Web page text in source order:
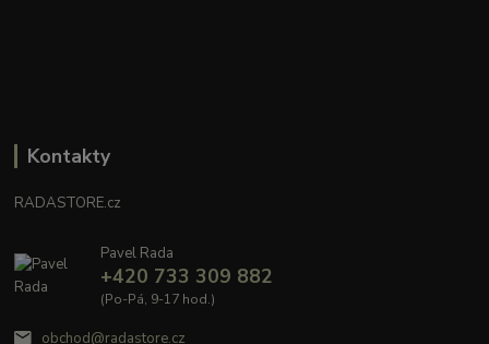
Kontakty
RADASTORE.cz
Pavel Rada
+420 733 309 882
(Po-Pá, 9-17 hod.)
obchod@radastore.cz